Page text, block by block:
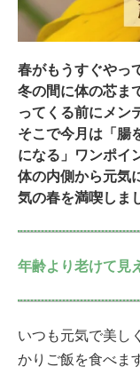
春がもうすぐやっ
冬の間に体の芯ま
ってくる前にメン
そこで今月は「腸
になる」ワンポイ
体の内側から元気
気の春を満喫しま
年齢より老けて見
いつも元気で美し
かりご飯を食べま